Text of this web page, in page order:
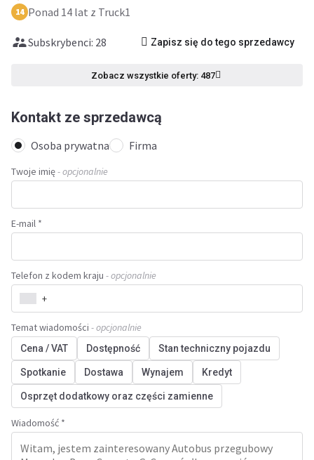
14 Ponad 14 lat z Truck1
Subskrybenci: 28 Zapisz się do tego sprzedawcy
Zobacz wszystkie oferty: 487
Kontakt ze sprzedawcą
Osoba prywatna Firma
Twoje imię- opcjonalnie
E-mail *
Telefon z kodem kraju - opcjonalnie
+
Temat wiadomości - opcjonalnie
Cena / VAT Dostępność Stan techniczny pojazdu
Spotkanie Dostawa Wynajem Kredyt
Osprzęt dodatkowy oraz części zamienne
Wiadomość *